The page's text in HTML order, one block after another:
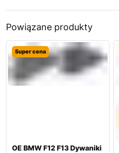
Powiązane produkty
Super cena
OE BMW F12 F13 Dywaniki